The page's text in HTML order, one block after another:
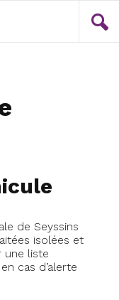
de Seyssins
isolées et
une liste
cas d’alerte